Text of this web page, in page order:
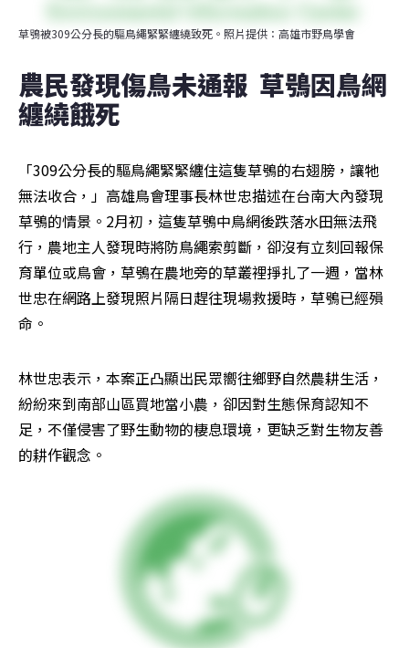
草鴞被309公分長的驅鳥繩緊緊纏繞致死。照片提供：高雄市野鳥學會
農民發現傷鳥未通報  草鴞因鳥網
纏繞餓死
「309公分長的驅鳥繩緊緊纏住這隻草鴞的右翅膀，讓牠
無法收合，」高雄鳥會理事長林世忠描述在台南大內發現
草鴞的情景。2月初，這隻草鴞中鳥網後跌落水田無法飛
行，農地主人發現時將防鳥繩索剪斷，卻沒有立刻回報保
育單位或鳥會，草鴞在農地旁的草叢裡掙扎了一週，當林
世忠在網路上發現照片隔日趕往現場救援時，草鴞已經殞
命。
林世忠表示，本案正凸顯出民眾嚮往鄉野自然農耕生活，
紛紛來到南部山區買地當小農，卻因對生態保育認知不
足，不僅侵害了野生動物的棲息環境，更缺乏對生物友善
的耕作觀念。